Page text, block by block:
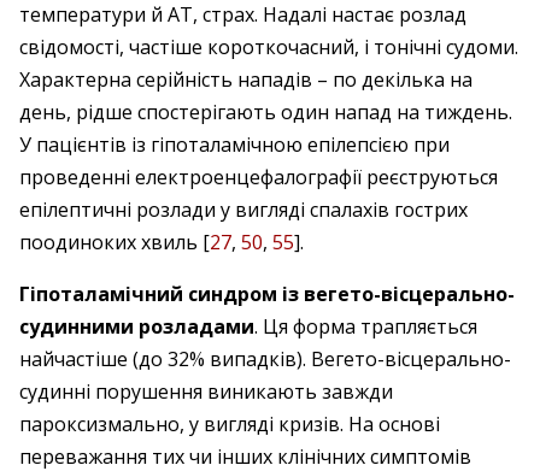
температури й АТ, страх. Надалі настає розлад
свідомості, частіше короткочасний, і тонічні судоми.
Характерна серійність нападів – по декілька на
день, рідше спостерігають один напад на тиждень.
У пацієнтів із гіпоталамічною епілепсією при
проведенні електроенцефалографії реєструються
епілептичні розлади у вигляді спалахів гострих
поодиноких хвиль [27, 50, 55].
Гіпоталамічний синдром із вегето-вісцерально-
судинними розладами. Ця форма трапляється
найчастіше (до 32% випадків). Вегето-вісцерально-
судинні порушення виникають завжди
пароксизмально, у вигляді кризів. На основі
переважання тих чи інших клінічних симптомів